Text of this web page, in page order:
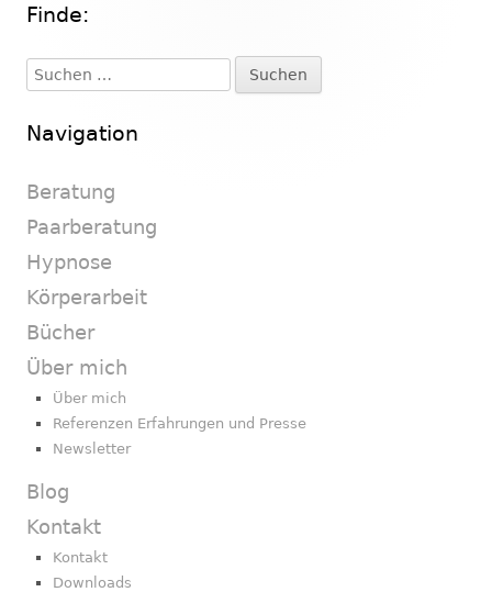
Haupt-
Seitenleiste
Finde:
Suchen
nach:
Navigation
Beratung
Paarberatung
Hypnose
Körperarbeit
Bücher
Über mich
Über mich
Referenzen Erfahrungen und Presse
Newsletter
Blog
Kontakt
Kontakt
Downloads